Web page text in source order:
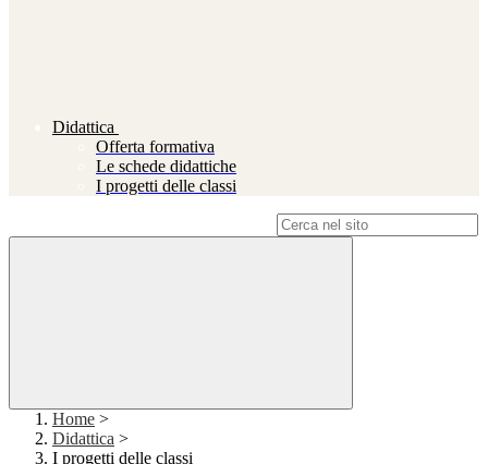
Didattica
Offerta formativa
Le schede didattiche
I progetti delle classi
Home >
Didattica >
I progetti delle classi